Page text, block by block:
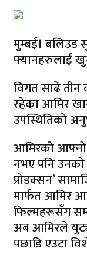
मुम्बई। बलिउड
फ्यानहरुलाई
विगत साढे तीन
रहेका आमिर
उपस्थितिको
आमिरको आफ्नो
नभए पनि उनको
प्रोडक्सन’
मार्फत आमिर
फिल्महरूसँग
अब आमिरले
पछाडि एउटा